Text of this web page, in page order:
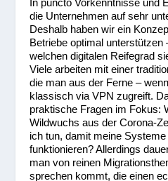
In puncto Vorkenntnisse und
die Unternehmen auf sehr
Deshalb haben wir ein
Betriebe optimal unterstützen
welchen digitalen Reifegrad
Viele arbeiten mit einer
die man aus der Ferne –
klassisch via VPN zugreift.
praktische Fragen im Fokus:
Wildwuchs aus der Corona-
ich tun, damit meine
funktionieren? Allerdings
man von reinen
sprechen kommt, die einen